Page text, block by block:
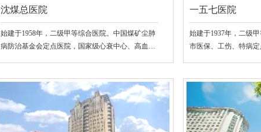
沈煤总医院
始建于1958年，二级甲等综合医院。中国煤矿尘肺
病防治基金会定点医院，国家级心衰中心、高血压
一五七医院
始建于1937年，二级
市医保、工伤、特病